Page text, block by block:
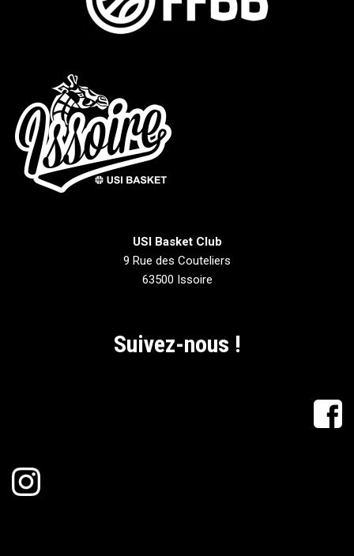
USI Basket Club
9 Rue des Couteliers
63500 Issoire
Suivez-nous !